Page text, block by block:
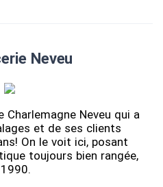
Neveu
Charlemagne Neveu qui a
et de ses clients
On le voit ici, posant
toujours bien rangée,